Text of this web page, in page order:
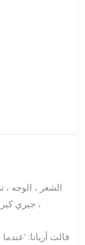
قالت أريانا: